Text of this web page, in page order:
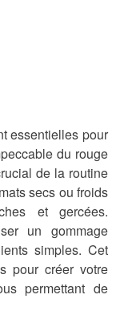
essentielles pour
du rouge
de la routine
secs ou froids
et gercées.
un gommage
simples. Cet
pour créer votre
permettant de